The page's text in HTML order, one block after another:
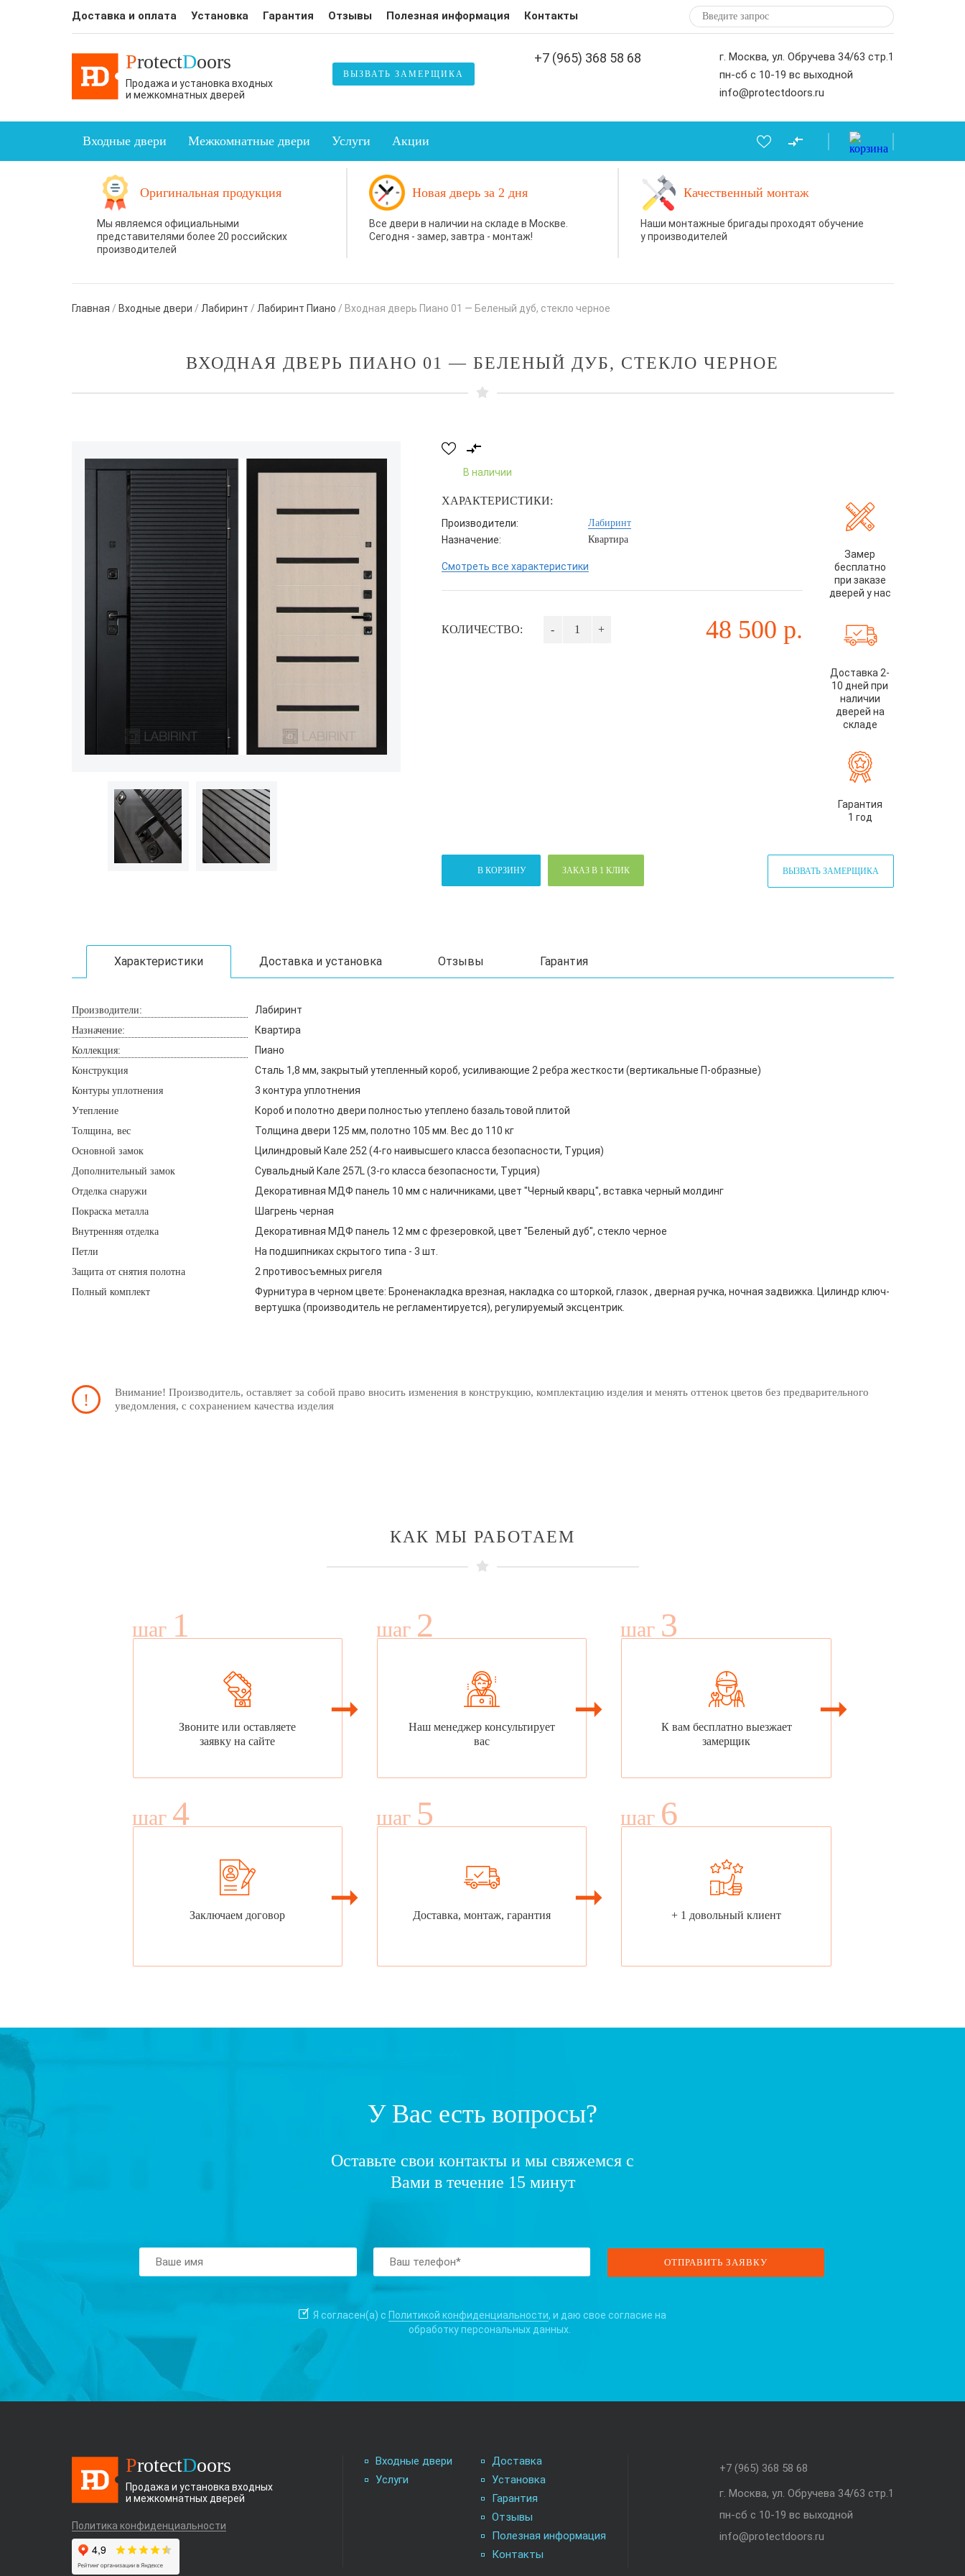
Доставка и оплата Установка Гарантия Отзывы Полезная информация Контакты
ProtectDoors
Продажа и установка входных
и межкомнатных дверей
ВЫЗВАТЬ ЗАМЕРЩИКА
+7 (965) 368 58 68
г. Москва, ул. Обручева 34/63 стр.1
пн-сб с 10-19 вс выходной
info@protectdoors.ru
Входные двери Межкомнатные двери Услуги Акции
Оригинальная продукция
Мы являемся официальными
представителями более 20 российских
производителей
Новая дверь за 2 дня
Все двери в наличии на складе в Москве.
Сегодня - замер, завтра - монтаж!
Качественный монтаж
Наши монтажные бригады проходят обучение
у производителей
Главная / Входные двери / Лабиринт / Лабиринт Пиано / Входная дверь Пиано 01 — Беленый дуб, стекло черное
ВХОДНАЯ ДВЕРЬ ПИАНО 01 — БЕЛЕНЫЙ ДУБ, СТЕКЛО ЧЕРНОЕ
В наличии
ХАРАКТЕРИСТИКИ:
Производители: Лабиринт
Назначение: Квартира
Смотреть все характеристики
КОЛИЧЕСТВО: - + 48 500 р.
Замер
бесплатно
при заказе
дверей у нас
Доставка 2-
10 дней при
наличии
дверей на
складе
Гарантия
1 год
В КОРЗИНУ ЗАКАЗ В 1 КЛИК ВЫЗВАТЬ ЗАМЕРЩИКА
Характеристики Доставка и установка Отзывы Гарантия
Производители: Лабиринт
Назначение: Квартира
Коллекция: Пиано
Конструкция Сталь 1,8 мм, закрытый утепленный короб, усиливающие 2 ребра жесткости (вертикальные П-образные)
Контуры уплотнения 3 контура уплотнения
Утепление Короб и полотно двери полностью утеплено базальтовой плитой
Толщина, вес Толщина двери 125 мм, полотно 105 мм. Вес до 110 кг
Основной замок Цилиндровый Кале 252 (4-го наивысшего класса безопасности, Турция)
Дополнительный замок Сувальдный Кале 257L (3-го класса безопасности, Турция)
Отделка снаружи Декоративная МДФ панель 10 мм с наличниками, цвет "Черный кварц", вставка черный молдинг
Покраска металла Шагрень черная
Внутренняя отделка Декоративная МДФ панель 12 мм с фрезеровкой, цвет "Беленый дуб", стекло черное
Петли На подшипниках скрытого типа - 3 шт.
Защита от снятия полотна 2 противосъемных ригеля
Полный комплект
Фурнитура в черном цвете: Броненакладка врезная, накладка со шторкой, глазок , дверная ручка, ночная задвижка. Цилиндр ключ-
вертушка (производитель не регламентируется), регулируемый эксцентрик.
Внимание! Производитель, оставляет за собой право вносить изменения в конструкцию, комплектацию изделия и менять оттенок цветов без предварительного
уведомления, с сохранением качества изделия
КАК МЫ РАБОТАЕМ
шаг 1
Звоните или оставляете
заявку на сайте
шаг 2
Наш менеджер консультирует
вас
шаг 3
К вам бесплатно выезжает
замерщик
шаг 4
Заключаем договор
шаг 5
Доставка, монтаж, гарантия
шаг 6
+ 1 довольный клиент
У Вас есть вопросы?
Оставьте свои контакты и мы свяжемся с
Вами в течение 15 минут
Я согласен(а) с Политикой конфиденциальности, и даю свое согласие на
обработку персональных данных.
ProtectDoors
Продажа и установка входных
и межкомнатных дверей
Политика конфиденциальности
Входные двери
Услуги
Доставка
Установка
Гарантия
Отзывы
Полезная информация
Контакты
+7 (965) 368 58 68
г. Москва, ул. Обручева 34/63 стр.1
пн-сб с 10-19 вс выходной
info@protectdoors.ru